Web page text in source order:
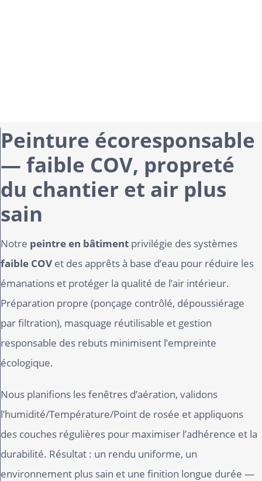
Peinture écoresponsable
— faible COV, propreté
du chantier et air plus
sain
Notre peintre en bâtiment privilégie des systèmes
faible COV et des apprêts à base d’eau pour réduire les
émanations et protéger la qualité de l’air intérieur.
Préparation propre (ponçage contrôlé, dépoussiérage
par filtration), masquage réutilisable et gestion
responsable des rebuts minimisent l’empreinte
écologique.
Nous planifions les fenêtres d’aération, validons
l’humidité/Température/Point de rosée et appliquons
des couches régulières pour maximiser l’adhérence et la
durabilité. Résultat : un rendu uniforme, un
environnement plus sain et une finition longue durée —